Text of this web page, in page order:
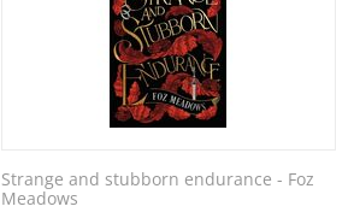
Strange and stubborn endurance - Foz
Meadows